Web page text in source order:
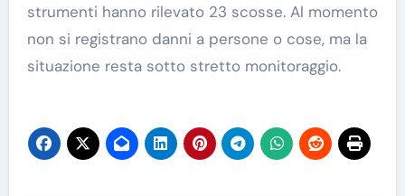
strumenti hanno rilevato 23 scosse. Al momento
non si registrano danni a persone o cose, ma la
situazione resta sotto stretto monitoraggio.